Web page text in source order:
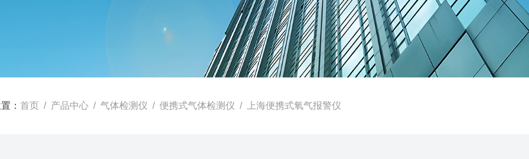
： 首页 / 产品中心 / 气体检测仪 / 便携式气体检测仪 / 上海便携式氧气报警仪